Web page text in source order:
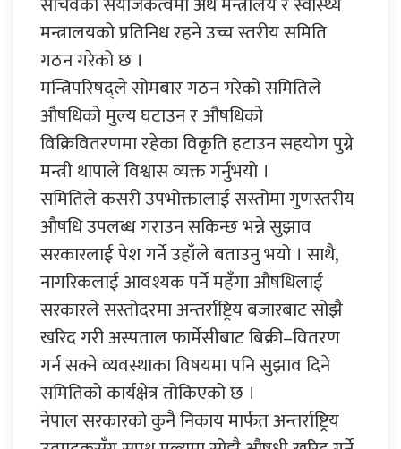
मन्त्रालयको प्रतिनिध रहने उच्च स्तरीय समिति
गठन गरेको छ ।
मन्त्रिपरिषद्ले सोमबार गठन गरेको समितिले
औषधिको मुल्य घटाउन र औषधिको
विक्रिवितरणमा रहेका विकृति हटाउन सहयोग पुग्ने
मन्त्री थापाले विश्वास व्यक्त गर्नुभयो ।
समितिले कसरी उपभोक्तालाई सस्तोमा गुणस्तरीय
औषधि उपलब्ध गराउन सकिन्छ भन्ने सुझाव
सरकारलाई पेश गर्ने उहाँले बताउनु भयो । साथै,
नागरिकलाई आवश्यक पर्ने महँगा औषधिलाई
सरकारले सस्तोदरमा अन्तर्राष्ट्रिय बजारबाट सोझै
खरिद गरी अस्पताल फार्मेसीबाट बिक्री–वितरण
गर्न सक्ने व्यवस्थाका विषयमा पनि सुझाव दिने
समितिको कार्यक्षेत्र तोकिएको छ ।
नेपाल सरकारको कुनै निकाय मार्फत अन्तर्राष्ट्रिय